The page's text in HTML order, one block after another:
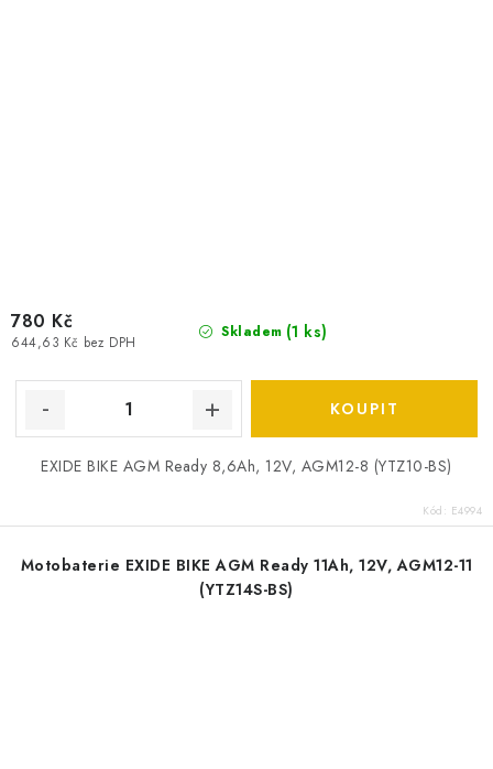
Skladem (1 ks)
644,63 Kč bez DPH
780 Kč
EXIDE BIKE AGM Ready 8,6Ah, 12V, AGM12-8 (YTZ10-BS)
Kód: E4994
Motobaterie EXIDE BIKE AGM Ready 11Ah, 12V, AGM12-11
(YTZ14S-BS)